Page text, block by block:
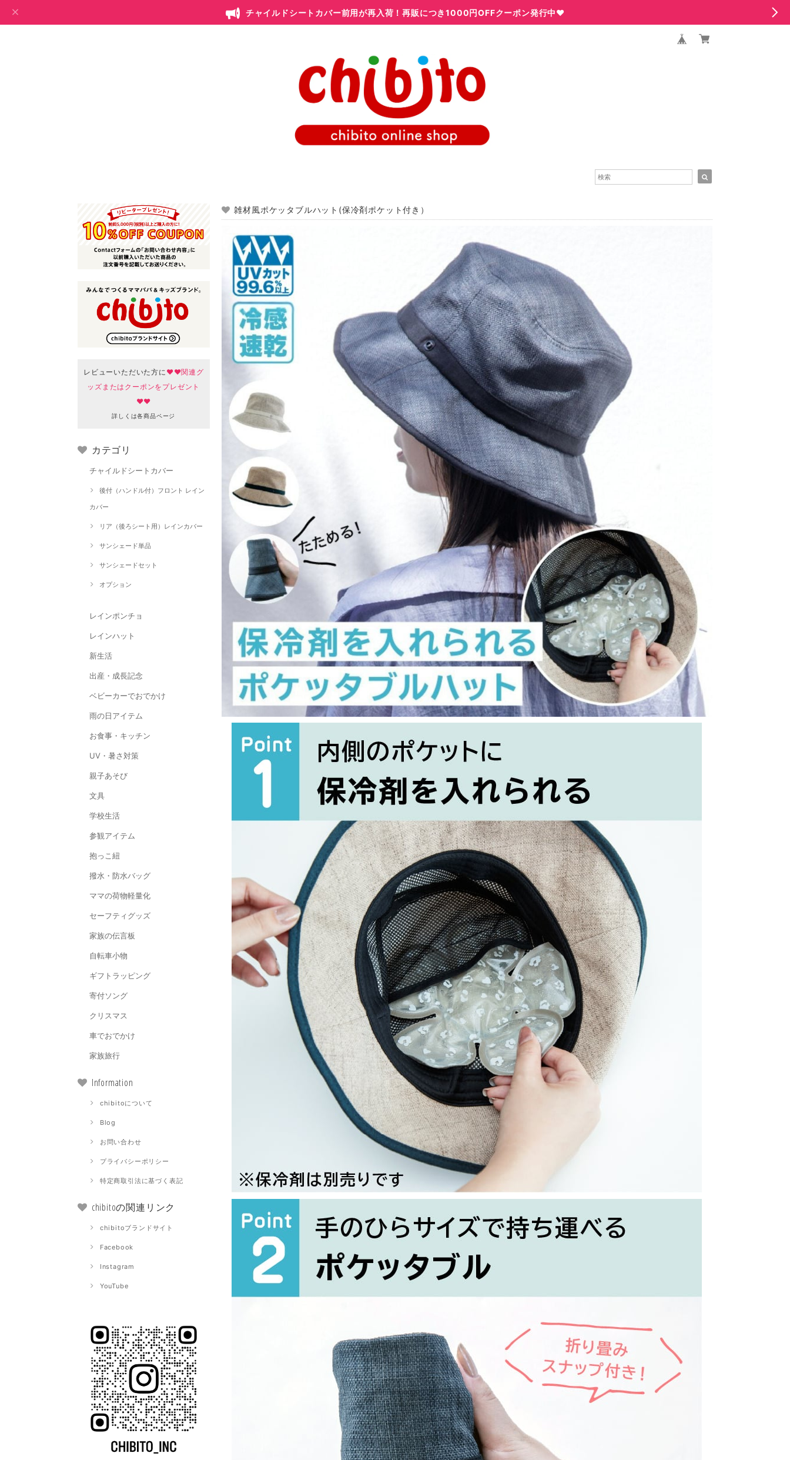
チャイルドシートカバー前用が再入荷！再販につき1000円OFFクーポン発行中♥
レビューいただいた方に ♥♥関連グ
ッズまたはクーポンをプレゼント
♥♥
詳しくは各商品ページ
カテゴリ
チャイルドシートカバー
後付（ハンドル付）フロント レイン
カバー
リア（後ろシート用）レインカバー
サンシェード単品
サンシェードセット
オプション
レインポンチョ
レインハット
新生活
出産・成長記念
ベビーカーでおでかけ
雨の日アイテム
お食事・キッチン
UV・暑さ対策
親子あそび
文具
学校生活
参観アイテム
抱っこ紐
撥水・防水バッグ
ママの荷物軽量化
セーフティグッズ
家族の伝言板
自転車小物
ギフトラッピング
寄付ソング
クリスマス
車でおでかけ
家族旅行
Information
chibitoについて
Blog
お問い合わせ
プライバシーポリシー
特定商取引法に基づく表記
chibitoの関連リンク
chibitoブランドサイト
Facebook
Instagram
YouTube
雑材風ポケッタブルハット(保冷剤ポケット付き）